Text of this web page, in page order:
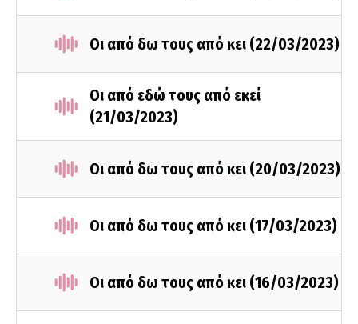
Οι από δω τους από κει (22/03/2023)
Οι από εδώ τους από εκεί
(21/03/2023)
Οι από δω τους από κει (20/03/2023)
Οι από δω τους από κει (17/03/2023)
Οι από δω τους από κει (16/03/2023)